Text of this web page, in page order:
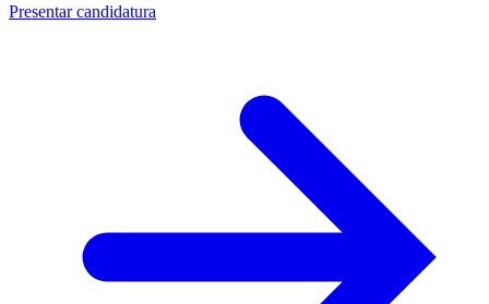
Presentar candidatura